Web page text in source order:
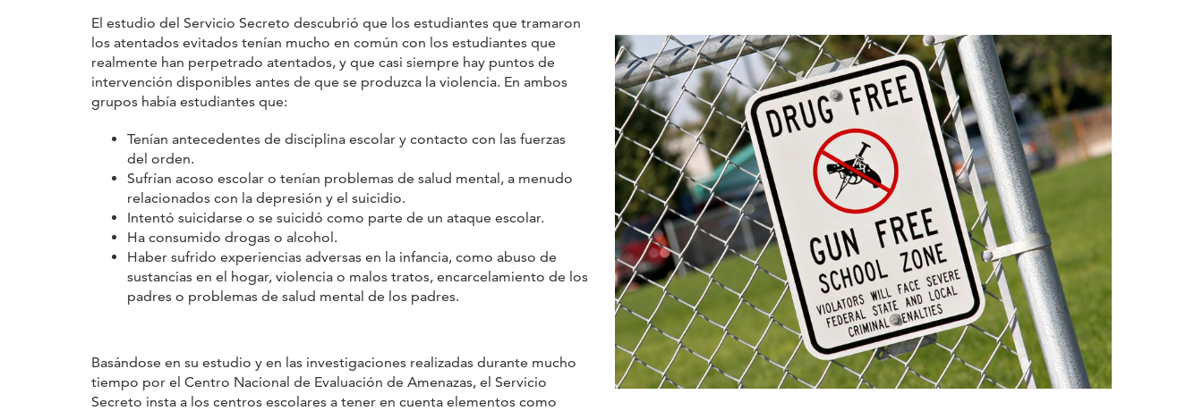
El estudio del Servicio Secreto descubrió que los estudiantes que tramaron
los atentados evitados tenían mucho en común con los estudiantes que
realmente han perpetrado atentados, y que casi siempre hay puntos de
intervención disponibles antes de que se produzca la violencia. En ambos
grupos había estudiantes que:
Tenían antecedentes de disciplina escolar y contacto con las fuerzas
del orden.
Sufrían acoso escolar o tenían problemas de salud mental, a menudo
relacionados con la depresión y el suicidio.
Intentó suicidarse o se suicidó como parte de un ataque escolar.
Ha consumido drogas o alcohol.
Haber sufrido experiencias adversas en la infancia, como abuso de
sustancias en el hogar, violencia o malos tratos, encarcelamiento de los
padres o problemas de salud mental de los padres.
Basándose en su estudio y en las investigaciones realizadas durante mucho
tiempo por el Centro Nacional de Evaluación de Amenazas, el Servicio
Secreto insta a los centros escolares a tener en cuenta elementos como